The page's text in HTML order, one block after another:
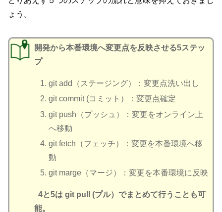
ょう。
開発から本番環境へ変更点を反映させる5ステッ
プ
git add（ステージング）：変更点洗い出し
git commit (コミット）：変更点確定
git push（プッシュ）：変更をオンライン上
へ移動
git fetch（フェッチ）：変更を本番環境へ移
動
git marge（マージ）：変更を本番環境に反映
4と5は git pull (プル）でまとめて行うことも可
能。